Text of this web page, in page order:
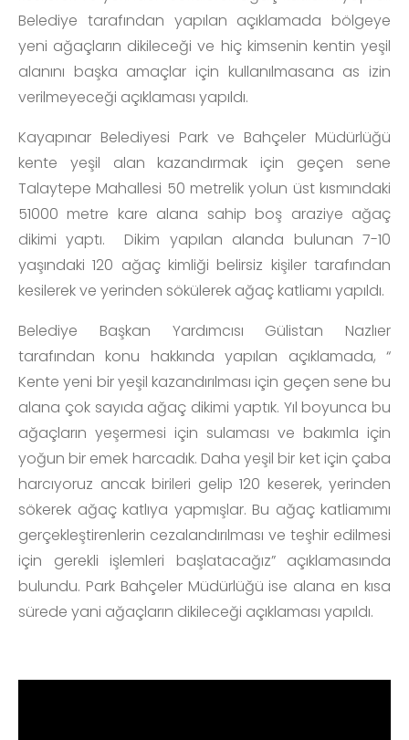
Belediye tarafından yapılan açıklamada bölgeye
yeni ağaçların dikileceği ve hiç kimsenin kentin yeşil
alanını başka amaçlar için kullanılmasana as izin
verilmeyeceği açıklaması yapıldı.
Kayapınar Belediyesi Park ve Bahçeler Müdürlüğü
kente yeşil alan kazandırmak için geçen sene
Talaytepe Mahallesi 50 metrelik yolun üst kısmındaki
51000 metre kare alana sahip boş araziye ağaç
dikimi yaptı. Dikim yapılan alanda bulunan 7-10
yaşındaki 120 ağaç kimliği belirsiz kişiler tarafından
kesilerek ve yerinden sökülerek ağaç katliamı yapıldı.
Belediye Başkan Yardımcısı Gülistan Nazlıer
tarafından konu hakkında yapılan açıklamada, “
Kente yeni bir yeşil kazandırılması için geçen sene bu
alana çok sayıda ağaç dikimi yaptık. Yıl boyunca bu
ağaçların yeşermesi için sulaması ve bakımla için
yoğun bir emek harcadık. Daha yeşil bir ket için çaba
harcıyoruz ancak birileri gelip 120 keserek, yerinden
sökerek ağaç katlıya yapmışlar. Bu ağaç katliamımı
gerçekleştirenlerin cezalandırılması ve teşhir edilmesi
için gerekli işlemleri başlatacağız” açıklamasında
bulundu. Park Bahçeler Müdürlüğü ise alana en kısa
sürede yani ağaçların dikileceği açıklaması yapıldı.